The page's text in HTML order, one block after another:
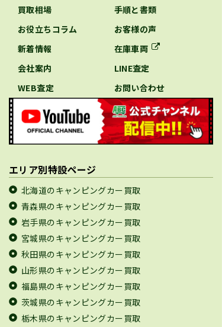
買取相場
手順と書類
お役立ちコラム
お客様の声
新着情報
在庫車両
会社案内
LINE査定
WEB査定
お問い合わせ
エリア別特設ページ
北海道のキャンピングカー買取
青森県のキャンピングカー買取
岩手県のキャンピングカー買取
宮城県のキャンピングカー買取
秋田県のキャンピングカー買取
山形県のキャンピングカー買取
福島県のキャンピングカー買取
茨城県のキャンピングカー買取
栃木県のキャンピングカー買取